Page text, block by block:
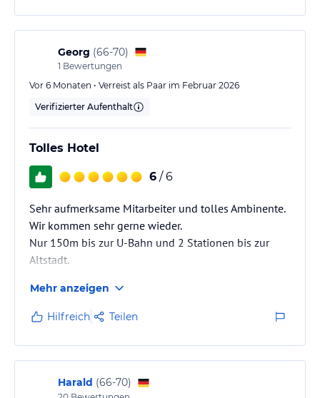
Georg (66-70)
1 Bewertungen
Vor 6 Monaten • Verreist als Paar im Februar 2026
Verifizierter Aufenthalt
Tolles Hotel
6 / 6
Sehr aufmerksame Mitarbeiter und tolles Ambinente.
Wir kommen sehr gerne wieder.
Nur 150m bis zur U-Bahn und 2 Stationen bis zur
Altstadt.
Mehr anzeigen
Hilfreich Teilen
Harald (66-70)